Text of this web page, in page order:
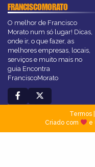
FRANCISCOMORATO
O melhor de Francisco
Morato num só lugar! Dicas,
onde ir, o que fazer, as
melhores empresas, locais,
serviços e muito mais no
guia Encontra
FranciscoMorato
Termos|
Criado com
e